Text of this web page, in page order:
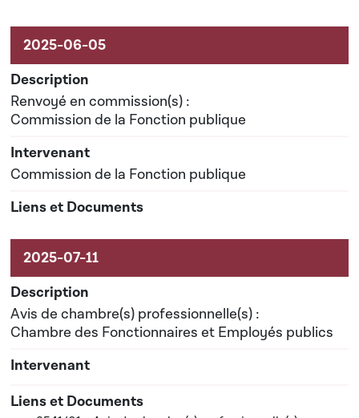
Renvoyé en commission(s) :
Commission de la Fonction publique
Commission de la Fonction publique
Avis de chambre(s) professionnelle(s) :
Chambre des Fonctionnaires et Employés publics